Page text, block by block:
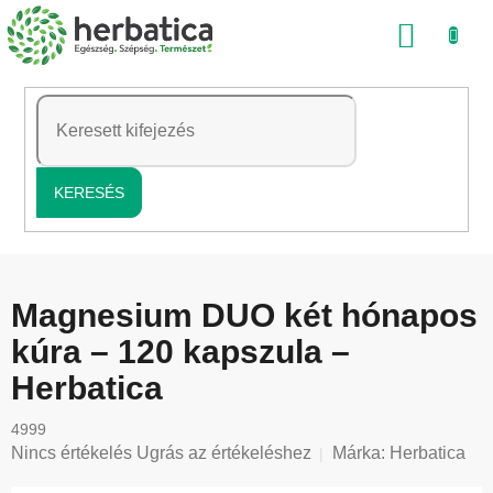
Ugrás
a
tartalomhoz
KERESÉS
Magnesium DUO két hónapos
kúra – 120 kapszula –
Herbatica
4999
A
Nincs értékelés Ugrás az értékeléshez Márka: Herbatica